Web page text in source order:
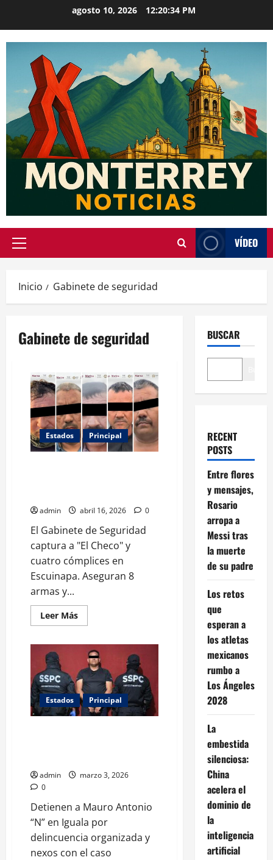
agosto 10, 2026 12:20:34 PM
Menú
VÍDEO
Inicio Gabinete de seguridad
Gabinete de seguridad
Estados Principal
admin abril 16, 2026 0
El Gabinete de Seguridad
captura a "El Checo" y
cuatro cómplices en
Escuinapa. Aseguran 8
armas y...
Leer MásLeer
más
Detienen
cinco
integrantes
de
Los
Chapitos
con
armamento
Estados Principal
admin
marzo 3, 2026
0
Detienen a Mauro Antonio
“N” en Iguala por
delincuencia organizada y
nexos con el caso
BUSCAR
RECENT
POSTS
Entre flores
y mensajes,
Rosario
arropa a
Messi tras
la muerte
de su padre
Los retos
que
esperan a
los atletas
mexicanos
rumbo a
Los Ángeles
2028
La
embestida
silenciosa:
China
acelera el
dominio de
la
inteligencia
artificial